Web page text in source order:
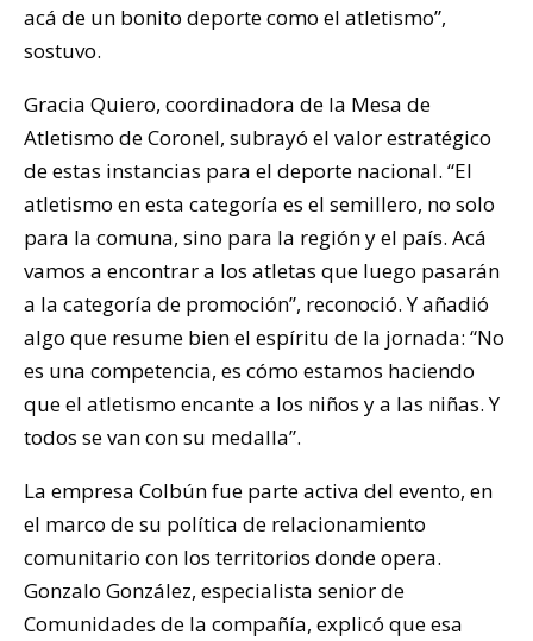
acá de un bonito deporte como el atletismo”,
sostuvo.
Gracia Quiero, coordinadora de la Mesa de
Atletismo de Coronel, subrayó el valor estratégico
de estas instancias para el deporte nacional. “El
atletismo en esta categoría es el semillero, no solo
para la comuna, sino para la región y el país. Acá
vamos a encontrar a los atletas que luego pasarán
a la categoría de promoción”, reconoció. Y añadió
algo que resume bien el espíritu de la jornada: “No
es una competencia, es cómo estamos haciendo
que el atletismo encante a los niños y a las niñas. Y
todos se van con su medalla”.
La empresa Colbún fue parte activa del evento, en
el marco de su política de relacionamiento
comunitario con los territorios donde opera.
Gonzalo González, especialista senior de
Comunidades de la compañía, explicó que esa